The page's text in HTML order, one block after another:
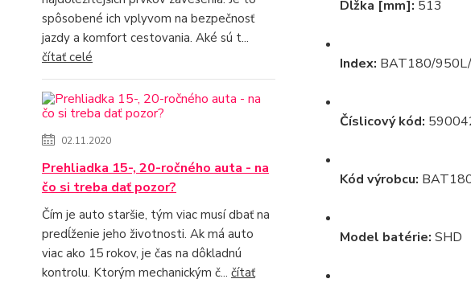
spôsobené ich vplyvom na bezpečnosť
jazdy a komfort cestovania. Aké sú t...
čítať celé
02.11.2020
Prehliadka 15-, 20-ročného auta - na
čo si treba dať pozor?
Čím je auto staršie, tým viac musí dbať na
predĺženie jeho životnosti. Ak má auto
viac ako 15 rokov, je čas na dôkladnú
kontrolu. Ktorým mechanickým č... čítať
Dĺžka [mm]: 513
Index: BAT180/
Číslicový kód:
Kód výrobcu:
Model batérie: SHD